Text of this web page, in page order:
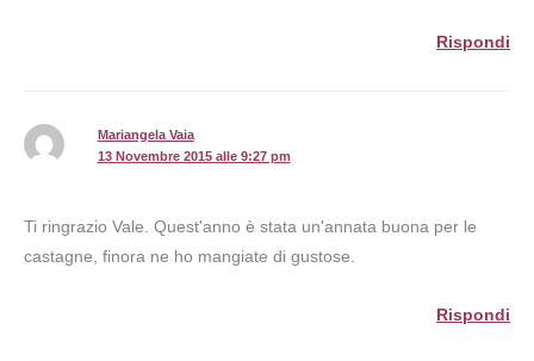
Rispondi
Mariangela Vaia
13 Novembre 2015 alle 9:27 pm
Ti ringrazio Vale. Quest'anno è stata un'annata buona per le
castagne, finora ne ho mangiate di gustose.
Rispondi